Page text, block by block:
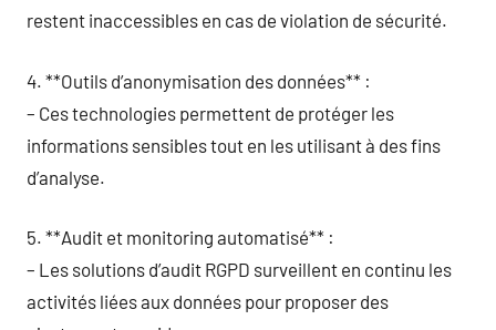
restent inaccessibles en cas de violation de sécurité.
4. **Outils d’anonymisation des données** :
– Ces technologies permettent de protéger les
informations sensibles tout en les utilisant à des fins
d’analyse.
5. **Audit et monitoring automatisé** :
– Les solutions d’audit RGPD surveillent en continu les
activités liées aux données pour proposer des